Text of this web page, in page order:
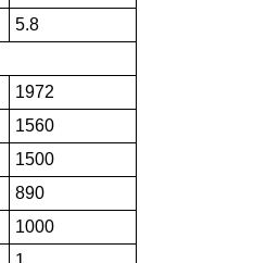
5.8
1972
1560
1500
890
1000